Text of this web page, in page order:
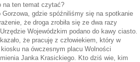
na ten temat czytać?
gdzie spóźniliśmy się na spotkanie
że droga zrobiła się ze dwa razy
Wojewódzkim podano do kawy ciasto.
że pracuję z człowiekiem, który w
kiosku na ówczesnym placu Wolności
Janka Krasickiego. Kto dziś wie, kim